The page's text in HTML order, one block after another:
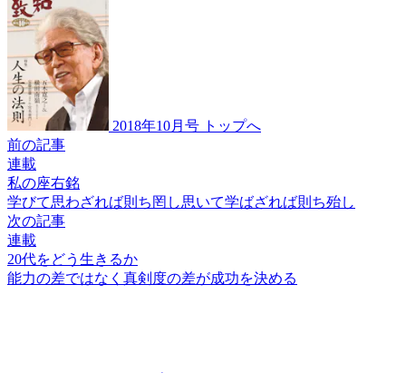
2018年10月号 トップへ
前の記事
連載
私の座右銘
学びて思わざれば則ち罔し思いて学ばざれば則ち殆し
次の記事
連載
20代をどう生きるか
能力の差ではなく 真剣度の差が成功を決める